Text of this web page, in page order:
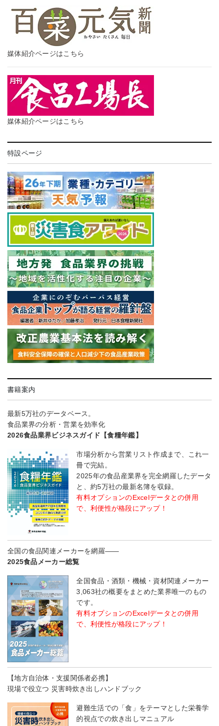
媒体紹介ページはこちら
媒体紹介ページはこちら
特設ページ
書籍案内
最新5万社のデータベース。
食品業界の分析・営業を効率化
2026食品業界ビジネスガイド【食糧年鑑】
市場分析から営業リスト作成まで、これ一
冊で完結。
2025年の食品産業界を完全網羅したデータ
と、約5万社の最新名簿を収録。
有料オプションのExcelデータとの併用
で、利便性が格段にアップ！
全国の食品関連メーカーを網羅――
2025食品メーカー総覧
全国食品・酒類・機械・資材関連メーカー
3,063社の概要をまとめた業界唯一のもの
です。
有料オプションのExcelデータとの併用
で、利便性が格段にアップ！
【地方自治体・支援関係者必携】
現場で役立つ 災害時炊き出しハンドブック
避難生活での「食」をテーマとした栄養学
的視点での炊き出しマニュアル